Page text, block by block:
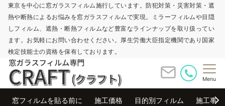
東京を中心に窓ガラスフィルム施行しています。防犯対策・災害対策・遮
熱や断熱によるお悩みを窓ガラスフィルムで実現。ミラーフィルムや目隠
しフィルム、遮熱・断熱フィルムなど豊富なラインナップを取り扱ってい
ます。お気軽にお問い合わせください。厚生労働大臣指定機関であり国家
検定技能士の資格を保有しております。
Menu
窓フィルムを貼る前に 施工価格 目的別フィルム 施工事例